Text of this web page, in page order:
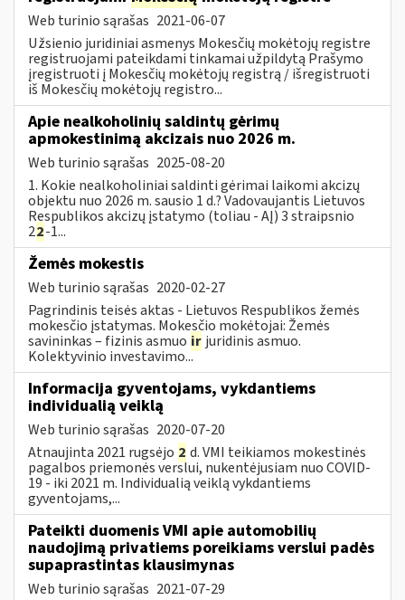
Web turinio sąrašas 2021-06-07
Užsienio juridiniai asmenys Mokesčių mokėtojų registre
registruojami pateikdami tinkamai užpildytą Prašymo
įregistruoti į Mokesčių mokėtojų registrą / išregistruoti
iš Mokesčių mokėtojų registro...
Apie nealkoholinių saldintų gėrimų
apmokestinimą akcizais nuo 2026 m.
Web turinio sąrašas 2025-08-20
1. Kokie nealkoholiniai saldinti gėrimai laikomi akcizų
objektu nuo 2026 m. sausio 1 d.? Vadovaujantis Lietuvos
Respublikos akcizų įstatymo (toliau - AĮ) 3 straipsnio
22-1...
Žemės mokestis
Web turinio sąrašas 2020-02-27
Pagrindinis teisės aktas - Lietuvos Respublikos žemės
mokesčio įstatymas. Mokesčio mokėtojai: Žemės
savininkas – fizinis asmuo ir juridinis asmuo.
Kolektyvinio investavimo...
Informacija gyventojams, vykdantiems
individualią veiklą
Web turinio sąrašas 2020-07-20
Atnaujinta 2021 rugsėjo 2 d. VMI teikiamos mokestinės
pagalbos priemonės verslui, nukentėjusiam nuo COVID-
19 - iki 2021 m. Individualią veiklą vykdantiems
gyventojams,...
Pateikti duomenis VMI apie automobilių
naudojimą privatiems poreikiams verslui padės
supaprastintas klausimynas
Web turinio sąrašas 2021-07-29